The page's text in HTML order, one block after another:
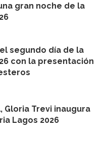
gran noche de la
segundo día de la
con la presentación
Gloria Trevi inaugura
Lagos 2026